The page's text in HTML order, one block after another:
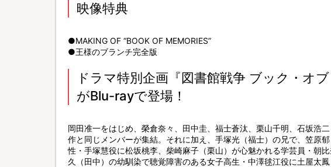
映像特典
●MAKING OF “BOOK OF MEMORIES”
●王様のブランチ完全版
ドラマ特別企画『図書館戦争 ブック・オブ
がBlu-rayで登場！
岡田准一をはじめ、榮倉奈々、田中圭、福士蒼汰、栗山千明、石坂浩
作と同じメンバーが集結。それに加え、手塚光（福士）の兄で、笠原
性・手塚慧役に松坂桃李、柴崎麻子（栗山）が心魅かれる学芸員・朝
久（田中）の幼馴染で聴覚障害のある女子高生・中澤毬江役に土屋太